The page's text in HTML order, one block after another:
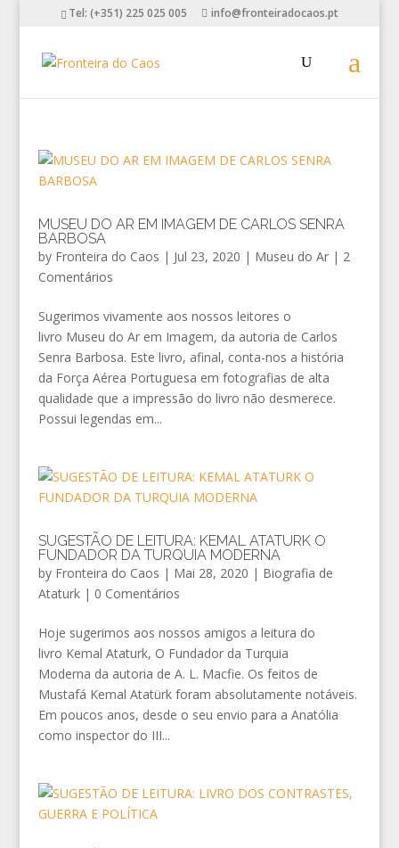
Tel: (+351) 225 025 005 info@fronteiradocaos.pt
MUSEU DO AR EM IMAGEM DE CARLOS SENRA
BARBOSA
by Fronteira do Caos | Jul 23, 2020 | Museu do Ar| 2
Comentários
Sugerimos vivamente aos nossos leitores o
livro Museu do Ar em Imagem, da autoria de Carlos
Senra Barbosa. Este livro, afinal, conta-nos a história
da Força Aérea Portuguesa em fotografias de alta
qualidade que a impressão do livro não desmerece.
Possui legendas em...
SUGESTÃO DE LEITURA: KEMAL ATATURK O
FUNDADOR DA TURQUIA MODERNA
by Fronteira do Caos | Mai 28, 2020 | Biografia de
Ataturk| 0 Comentários
Hoje sugerimos aos nossos amigos a leitura do
livro Kemal Ataturk, O Fundador da Turquia
Moderna da autoria de A. L. Macfie. Os feitos de
Mustafá Kemal Atatürk foram absolutamente notáveis.
Em poucos anos, desde o seu envio para a Anatólia
como inspector do III...